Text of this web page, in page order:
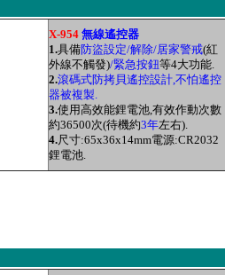
X-954 無線遙控器
1.具備防盜設定/解除/居家警戒(紅
外線不觸發)/緊急按鈕等4大功能.
2.滾碼式防拷貝遙控設計,不怕遙控
器被複製.
3.使用高效能鋰電池,有效作動次數
約36500次(待機約3年左右).
4.尺寸:65x36x14mm電源:CR2032
鋰電池.